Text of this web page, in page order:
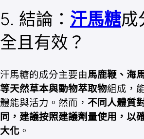
5. 結論： 汗馬糖成
全且有效？
汗馬糖的成分主要由馬鹿鞭、海
等天然草本與動物萃取物組成，
體能與活力。然而， 不同人體質
同，建議按照建議劑量使用，以
大化 。